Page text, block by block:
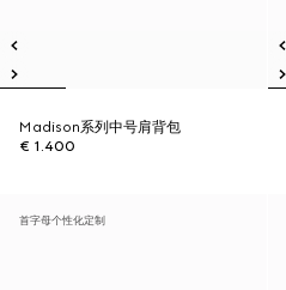
Madison系列中号肩背包
€ 1.400
首字母个性化定制